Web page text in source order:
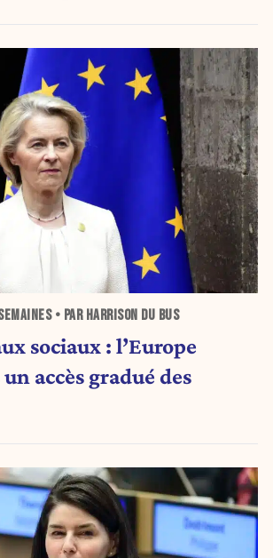
• PAR HARRISON DU BUS
sociaux : l’Europe
accès gradué des